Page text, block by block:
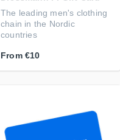
The leading men's clothing
chain in the Nordic
countries
From €10